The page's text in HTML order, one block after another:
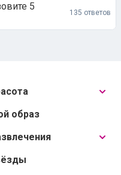
5
135 ответов
образ